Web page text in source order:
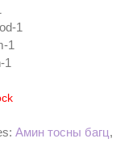
1
1
1
Амин тосны багц,